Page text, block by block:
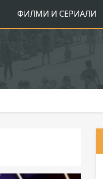
ФИЛМИ И СЕРИАЛИ